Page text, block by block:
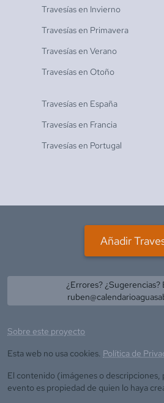
Travesías en Invierno
Travesías en Primavera
Travesías en Verano
Travesías en Otoño
Travesías en España
Travesías en Francia
Travesías en Portugal
Añadir
¿Errores? ¿Sugerencias?
Sobre este proyecto
Esta web no usa cookies. Política de
El contenido (imágenes o
evento es propiedad de quien lo haya